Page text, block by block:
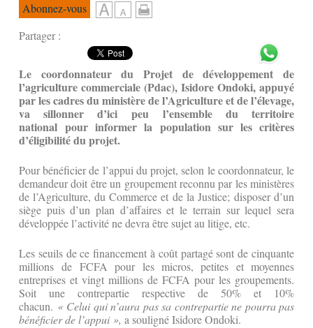
Abonnez-vous
Partager :
Le coordonnateur du Projet de développement de
l’agriculture commerciale (Pdac), Isidore Ondoki, appuyé
par les cadres du ministère de l’Agriculture et de l’élevage,
va sillonner d’ici peu l’ensemble du territoire
national pour informer la population sur les critères
d’éligibilité du projet.
Pour bénéficier de l’appui du projet, selon le coordonnateur, le
demandeur doit être un groupement reconnu par les ministères
de l’Agriculture, du Commerce et de la Justice; disposer d’un
siège puis d’un plan d’affaires et le terrain sur lequel sera
développée l’activité ne devra être sujet au litige, etc.
Les seuils de ce financement à coût partagé sont de cinquante
millions de FCFA pour les micros, petites et moyennes
entreprises et vingt millions de FCFA pour les groupements.
Soit une contrepartie respective de 50% et 10%
chacun. « Celui qui n’aura pas sa contrepartie ne pourra pas
bénéficier de l’appui », a souligné Isidore Ondoki.